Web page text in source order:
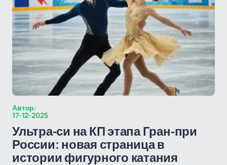
Автор:
17-12-2025
Ультра-си на КП этапа Гран-при
России: новая страница в
истории фигурного катания